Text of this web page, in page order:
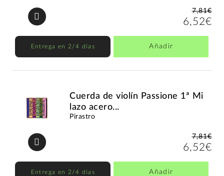
7,81€
6,52€
Entrega en 2/4 días Añadir
Cuerda de violín Passione 1ª Mi
lazo acero...
Pirastro
7,81€
6,52€
Entrega en 2/4 días Añadir